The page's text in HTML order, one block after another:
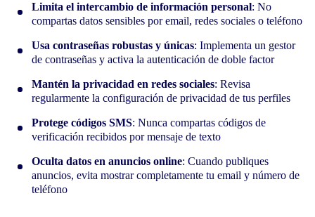
Limita el intercambio de información personal: No
compartas datos sensibles por email, redes sociales o teléfono
Usa contraseñas robustas y únicas: Implementa un gestor
de contraseñas y activa la autenticación de doble factor
Mantén la privacidad en redes sociales: Revisa
regularmente la configuración de privacidad de tus perfiles
Protege códigos SMS: Nunca compartas códigos de
verificación recibidos por mensaje de texto
Oculta datos en anuncios online: Cuando publiques
anuncios, evita mostrar completamente tu email y número de
teléfono